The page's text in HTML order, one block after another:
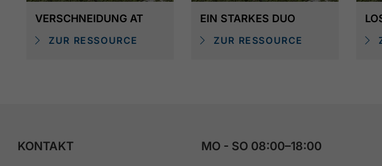
VERSCHNEIDUNG AT
ZUR RESSOURCE
EIN STARKES DUO
ZUR RESSOURCE
KONTAKT MO - SO 08:00–18:00